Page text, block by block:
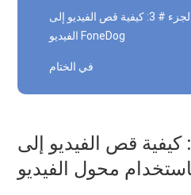
الجزء # 3: كيفية قص الفيديو إلى GIF باستخدام محول
الفيديو FoneDog
في الختام
الجزء # 1: كيفية قص الفيديو إلى GIF